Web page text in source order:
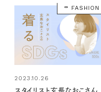
FASHION
2023.10.26
スタイリスト玄長なおこさん